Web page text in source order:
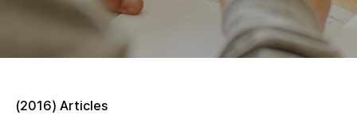
(2016) Articles